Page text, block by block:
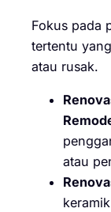
Fokus pada
tertentu
atau rusak.
atau